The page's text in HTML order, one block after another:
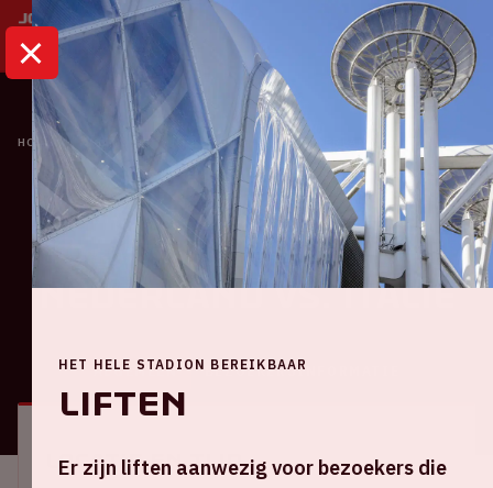
HOME KALENDER NATIONS LEAGUE | NEDERLAND VS. ITALIË
Oranje
Nations League |
Nederland VS. Italië
ALGEMEEN BEZOEKERSINFORMATIE
Locatie en tijd
HET HELE STADION BEREIKBAAR
Liften
Er zijn liften aanwezig voor bezoekers die